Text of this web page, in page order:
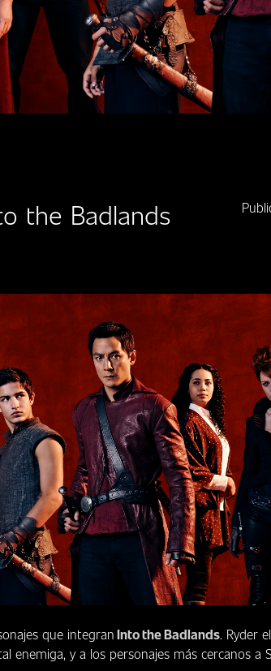
the Badlands
que integranInto the Badlands. Ryder
enemiga, y a los personajes más cercanos a